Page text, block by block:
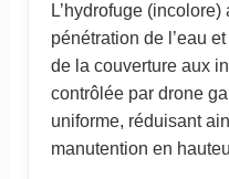
L’hydrofuge
pénétration de l’eau
de la couverture aux
contrôlée par drone
uniforme, réduisant
manutention en